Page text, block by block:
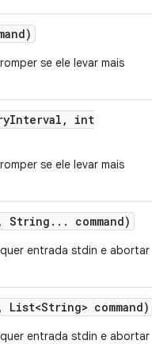
se ele levar mais
Interval ,
int
se ele levar mais
, String . . . command)
entrada stdin e abortar
, List<String> command)
entrada stdin e abortar